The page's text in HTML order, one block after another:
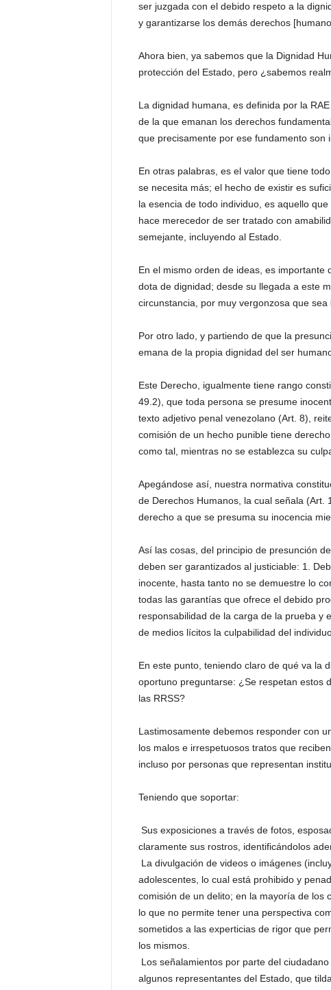
ser juzgada con el debido respeto a la
y garantizarse los demás derechos
Ahora bien, ya sabemos que la Dignidad
protección del Estado, pero ¿sabemos
La dignidad humana, es definida por la
de la que emanan los derechos
que precisamente por ese fundamento son
En otras palabras, es el valor que tiene
se necesita más; el hecho de existir es
la esencia de todo individuo, es aquello
hace merecedor de ser tratado con
semejante, incluyendo al Estado.
En el mismo orden de ideas, es
dota de dignidad; desde su llegada a este
circunstancia, por muy vergonzosa que sea
Por otro lado, y partiendo de que la
emana de la propia dignidad del ser
Este Derecho, igualmente tiene rango
49.2), que toda persona se presume
texto adjetivo penal venezolano (Art. 8),
comisión de un hecho punible tiene
como tal, mientras no se establezca su
Apegándose así, nuestra normativa
de Derechos Humanos, la cual señala (Art.
derecho a que se presuma su inocencia
Así las cosas, del principio de presunción
deben ser garantizados al justiciable: 1.
inocente, hasta tanto no se demuestre lo
todas las garantías que ofrece el debido
responsabilidad de la carga de la prueba y
de medios lícitos la culpabilidad del
En este punto, teniendo claro de qué va la
oportuno preguntarse: ¿Se respetan estos
las RRSS?
Lastimosamente debemos responder con
los malos e irrespetuosos tratos que
incluso por personas que representan
Teniendo que soportar:
 Sus exposiciones a través de fotos,
claramente sus rostros, identificándolos
 La divulgación de videos o imágenes
adolescentes, lo cual está prohibido y
comisión de un delito; en la mayoría de los
lo que no permite tener una perspectiva
sometidos a las experticias de rigor que
los mismos.
 Los señalamientos por parte del
algunos representantes del Estado, que